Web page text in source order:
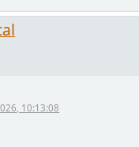
10:13:08